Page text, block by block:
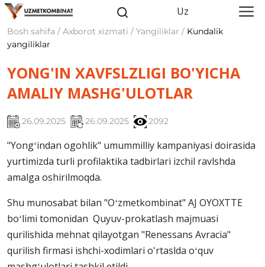
Uz
Bosh sahifa / Axborot xizmati / Yangiliklar / Kundalik
yangiliklar
YONG'IN XAVFSLZLIGI BO'YICHA
AMALIY MASHG'ULOTLAR
26.09.2025 26.09.2025 2092
"Yongʻindan ogohlik" umummilliy kampaniyasi doirasida
yurtimizda turli profilaktika tadbirlari izchil ravlshda
amalga oshirilmoqda.
Shu munosabat bilan "Oʻzmetkombinat" AJ OYOXTTE
boʻlimi tomonidan Quyuv-prokatlash majmuasi
qurilishida mehnat qilayotgan "Renessans Avracia"
qurilish firmasi ishchi-xodimlari o'rtaslda oʻquv